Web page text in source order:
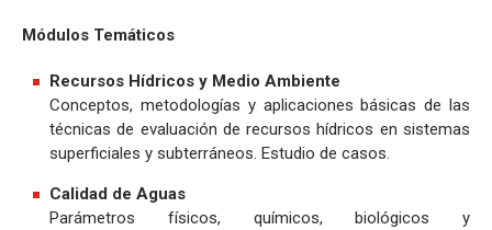
Módulos Temáticos
Recursos Hídricos y Medio Ambiente
Conceptos, metodologías y aplicaciones básicas de las
técnicas de evaluación de recursos hídricos en sistemas
superficiales y subterráneos. Estudio de casos.
Calidad de Aguas
Parámetros físicos, químicos, biológicos y